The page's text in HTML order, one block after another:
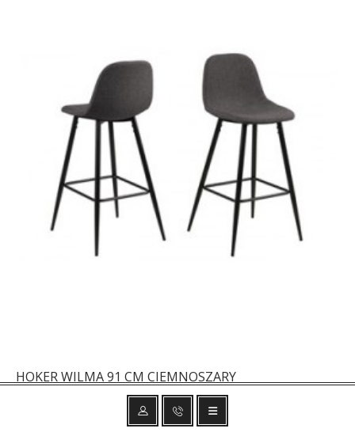
HOKER WILMA 91 CM CIEMNOSZARY
385,06 zł -19%